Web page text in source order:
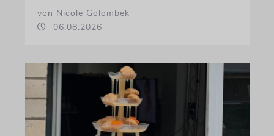
von Nicole Golombek
06.08.2026